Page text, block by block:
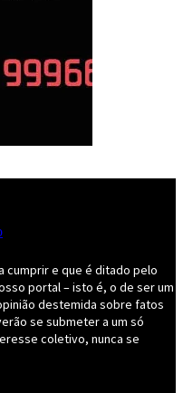
cumprir e que é ditado pelo
portal – isto é, o de ser um
destemida sobre fatos
se submeter a um só
coletivo, nunca se